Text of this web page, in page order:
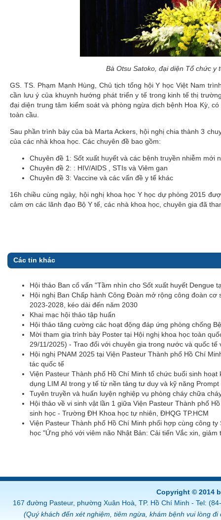
Bà Otsu Satoko, đại diện Tổ chức y
GS. TS. Phạm Mạnh Hùng, Chủ tịch tổng hội Y học Việt Nam
cần lưu ý của khuynh hướng phát triển y tế trong kinh tế thị
đại diện trung tâm kiểm soát và phòng ngừa dịch bệnh Hoa Kỳ,
toàn cầu.
Sau phần trình bày của bà Marta Ackers, hội nghị chia thành 3
của các nhà khoa học. Các chuyên đề bao gồm:
Chuyên đề 1: Sốt xuất huyết và các bệnh truyền nhiễm mới
Chuyên đề 2: : HIV/AIDS , STIs và Viêm gan
Chuyên đề 3: Vaccine và các vấn đề y tế khác
16h chiều cùng ngày, hội nghị khoa học Y học dự phòng 2015
cảm ơn các lãnh đạo Bộ Y tế, các nhà khoa học, chuyên gia đã
Các tin khác
Hội thảo Ban cố vấn "Tầm nhìn cho Sốt xuất huyết Dengue
Hội nghị Ban Chấp hành Công Đoàn mở rộng công đoàn
2023-2028, kéo dài đến năm 2030
Khai mạc hội thảo tập huấn
Hội thảo tăng cường các hoạt động đáp ứng phòng chống
Mời tham gia trình bày Poster tại Hội nghị khoa học toàn
29/11/2025) - Trao đổi với chuyên gia trong nước và quốc tế
Hội nghị PNAM 2025 tại Viện Pasteur Thành phố Hồ Chí
tác quốc tế
Viện Pasteur Thành phố Hồ Chí Minh tổ chức buổi sinh
dụng LIM AI trong y tế từ nền tảng tư duy và kỹ năng Prompt
Tuyên truyền và huấn luyện nghiệp vụ phòng cháy chữa
Hội thảo về vi sinh vật lần 1 giữa Viện Pasteur Thành phố
sinh học - Trường ĐH Khoa học tự nhiên, ĐHQG TP.HCM
Viện Pasteur Thành phố Hồ Chí Minh phối hợp cùng công
học "Ứng phó với viêm não Nhật Bản: Cải tiến Vắc xin,
Copyright © 2014
167 đường Pasteur, phường Xuân Hoà, TP. Hồ Chí Minh - Tel:
(Quý khách đến xét nghiệm, tiêm ngừa, khám bệnh vui lòng